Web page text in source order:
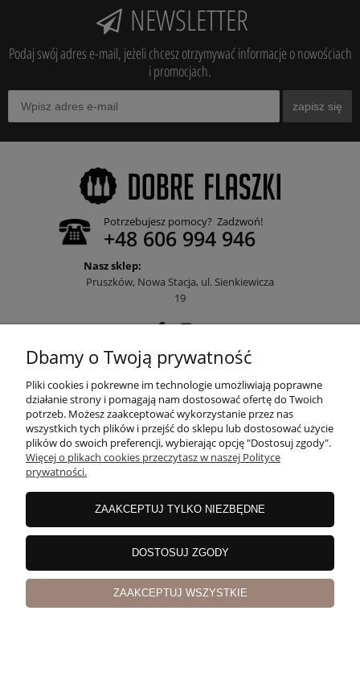
NEWSLETTER
Podaj swój adres e-mail, jeżeli chcesz otrzymywać informacje o nowościach
i promocjach.
zapisz się
Potrzebujesz pomocy? Zadzwoń!
+48 606 994 946
Nasz sklep:
Pruszków, Nowa Stacja, ul. Sienkiewicza
19
POMOC
MOJE KONTO
PŁATNOŚCI I DOSTAWA
INFORMACJE
O NAS
Dbamy o Twoją prywatność
Pliki cookies i pokrewne im technologie umożliwiają poprawne
działanie strony i pomagają nam dostosować ofertę do Twoich
potrzeb. Możesz zaakceptować wykorzystanie przez nas
wszystkich tych plików i przejść do sklepu lub dostosować użycie
plików do swoich preferencji, wybierając opcję "Dostosuj zgody".
Więcej o plikach cookies przeczytasz w naszej Polityce
prywatności.
ZAAKCEPTUJ TYLKO NIEZBĘDNE
DOSTOSUJ ZGODY
ZAAKCEPTUJ WSZYSTKIE